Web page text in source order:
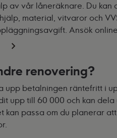
av vår låneräknare. Du kan
material, vitvaror och
Ansök
renovering?
upp betalningen räntefritt i
upp till 60 000 och kan
kan passa om du planerar